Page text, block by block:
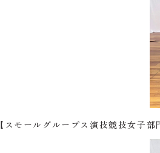
【スモールグループス演技競技女子